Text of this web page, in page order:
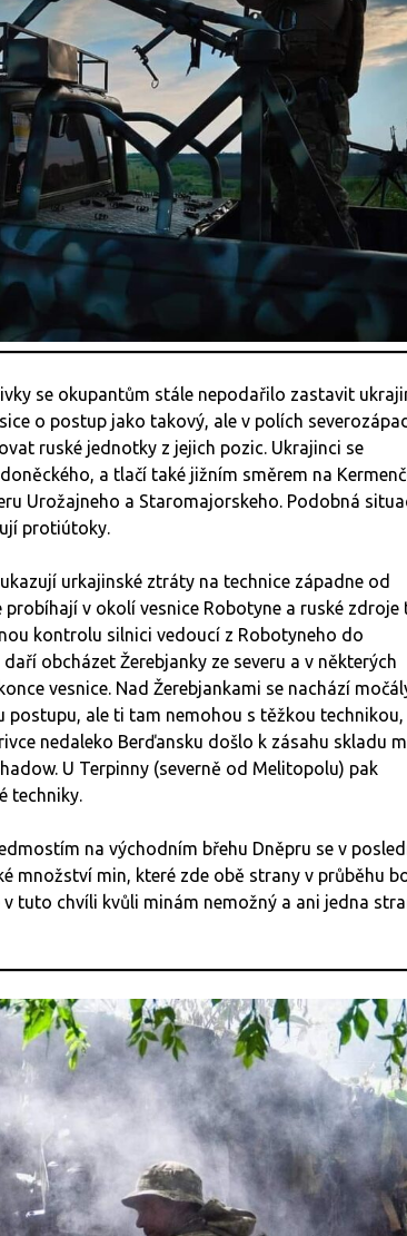
se okupantům stále nepodařilo zastavit
o postup jako takový, ale v polích
ruské jednotky z jejich pozic. Ukrajinci se
a tlačí také jižním směrem na
Urožajneho a Staromajorskeho. Podobná
protiútoky.
urkajinské ztráty na technice západne od
v okolí vesnice Robotyne a ruské zdroje
kontrolu silnici vedoucí z Robotyneho do
obcházet Žerebjanky ze severu a v některých
vesnice. Nad Žerebjankami se nachází
ale ti tam nemohou s těžkou technikou,
nedaleko Berďansku došlo k zásahu skladu
U Terpinny (severně od Melitopolu) pak
techniky.
na východním břehu Dněpru se v
množství min, které zde obě strany v průběhu
tuto chvíli kvůli minám nemožný a ani jedna